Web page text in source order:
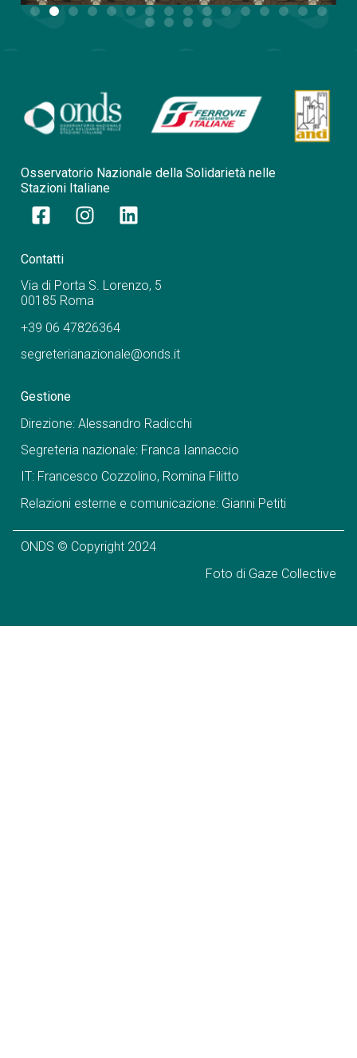
Osservatorio Nazionale della Solidarietà nelle
Stazioni Italiane
Contatti
Via di Porta S. Lorenzo, 5
00185 Roma
+39 06 47826364
segreterianazionale@onds.it
Gestione
Direzione: Alessandro Radicchi
Segreteria nazionale: Franca Iannaccio
IT: Francesco Cozzolino, Romina Filitto
Relazioni esterne e comunicazione: Gianni Petiti
ONDS © Copyright 2024
Foto di Gaze Collective